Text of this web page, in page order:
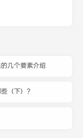
几个要素介绍
（下）？